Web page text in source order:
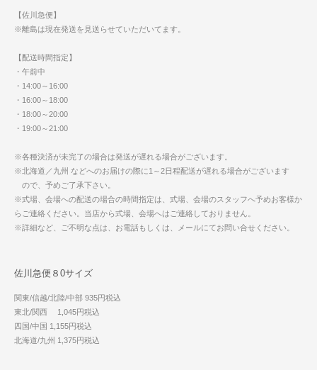
【佐川急便】
※離島は現在発送を見送らせていただいてます。
【配送時間指定】
・午前中
・14:00～16:00
・16:00～18:00
・18:00～20:00
・19:00～21:00
※各種決済が未完了の場合は発送が遅れる場合がございます。
※北海道／九州 などへのお届けの際に1～2日程配送が遅れる場合がございます
ので、予めご了承下さい。
※式場、会場への配送の場合の時間指定は、式場、会場のスタッフへ予めお客様か
らご連絡ください。当店から式場、会場へはご連絡しておりません。
※詳細など、ご不明な点は、お電話もしくは、メールにてお問い合せください。
佐川急便８0サイズ
関東/信越/北陸/中部 935円税込
東北/関西 1,045円税込
四国/中国 1,155円税込
北海道/九州 1,375円税込